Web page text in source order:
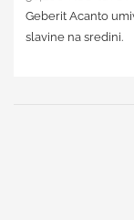
Geberit Acanto
slavine na sredini.